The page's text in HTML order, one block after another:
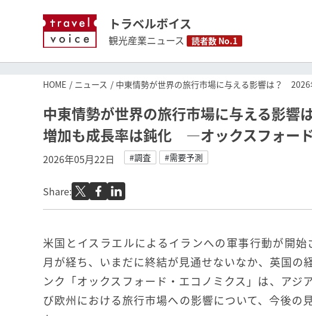
トラベルボイス
観光産業ニュース 読者数 No.1
HOME ニュース 中東情勢が世界の旅行市場に与える影響は？
中東情勢が世界の旅行市場に与える影
増加も成長率は鈍化 ―オックスフォー
2026年05月22日 #調査 #需要予測
Share:
米国とイスラエルによるイランへの軍事行動が開始
月が経ち、いまだに終結が見通せないなか、英国の
ンク「オックスフォード・エコノミクス」は、アジ
び欧州における旅行市場への影響について、今後の